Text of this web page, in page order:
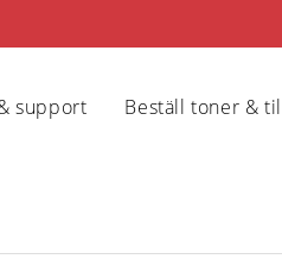
support Beställ toner &